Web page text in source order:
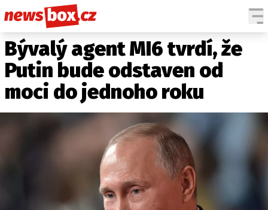
DOMÁCÍ
ZAHRANIČÍ
KRIMI
ČESKÉ CELEBRITY
SVĚTOVÉ CELEBRITY
Bývalý agent MI6 tvrdí, že
Putin bude odstaven od
moci do jednoho roku